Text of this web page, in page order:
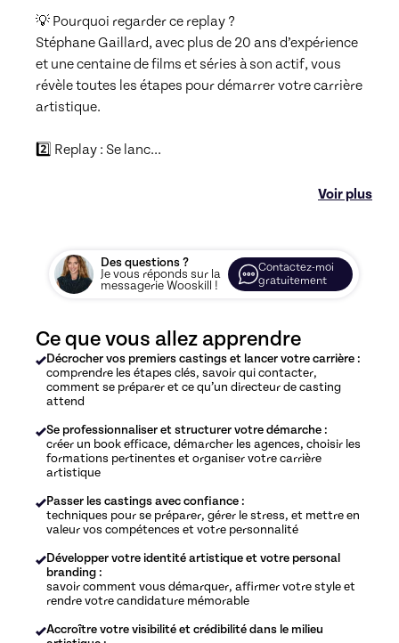
💡 Pourquoi regarder ce replay ?
Stéphane Gaillard, avec plus de 20 ans d’expérience
et une centaine de films et séries à son actif, vous
révèle toutes les étapes pour démarrer votre carrière
artistique.
2️⃣ Replay : Se lanc...
Voir plus
Des questions ?
Je vous réponds sur la
messagerie Wooskill !
Contactez-moi
gratuitement
Ce que vous allez apprendre
Décrocher vos premiers castings et lancer votre carrière :
comprendre les étapes clés, savoir qui contacter,
comment se préparer et ce qu’un directeur de casting
attend
Se professionnaliser et structurer votre démarche :
créer un book efficace, démarcher les agences, choisir les
formations pertinentes et organiser votre carrière
artistique
Passer les castings avec confiance :
techniques pour se préparer, gérer le stress, et mettre en
valeur vos compétences et votre personnalité
Développer votre identité artistique et votre personal
branding :
savoir comment vous démarquer, affirmer votre style et
rendre votre candidature mémorable
Accroître votre visibilité et crédibilité dans le milieu